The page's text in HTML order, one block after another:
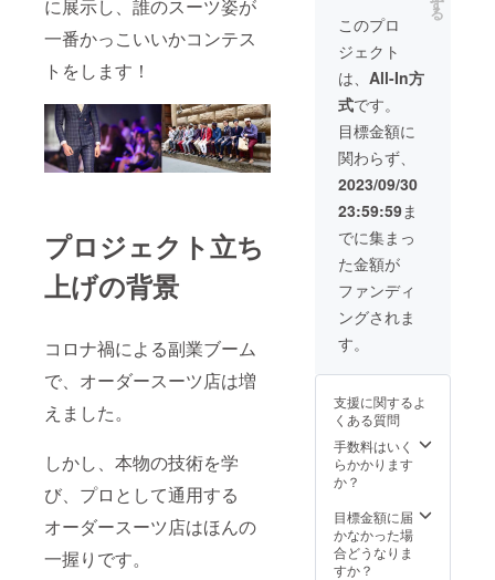
に展示し、誰のスーツ姿が
一番かっこいいかコンテス
トをします！
プロジェクト立ち
上げの背景
コロナ禍による副業ブーム
で、オーダースーツ店は増
えました。
しかし、本物の技術を学
び、プロとして通用する
オーダースーツ店はほんの
一握りです。
あるエ
ンジ
色。ネ
イビー
や黒の
スーツ
に相性
がいい
ため、
使い勝
手も抜
群で秋
のコー
デには
ぴった
り。秘
めた情
熱と大
ね備え
になり
ます。
払の際
にご利
用くだ
さい。
リー"（
田中東
一郎）
による
マイス
ター養
成講座
です。
全12時
間と
なって
おり補
正量や
規格外
への対
応、シ
ワの読
み取り
れ方な
ダー
スーツ
の作り
方が学
べま
際の受
講に関
して 個
人コン
る
このプロ
ジェクト
は、 All-In方
式です。
目標金額に
関わらず、
2023/09/30
23:59:59ま
でに集まっ
た金額が
ファンディ
ングされま
す。
支援に関するよ
くある質問
手数料はいく
らかかります
か？
目標金額に届
かなかった場
合どうなりま
すか？